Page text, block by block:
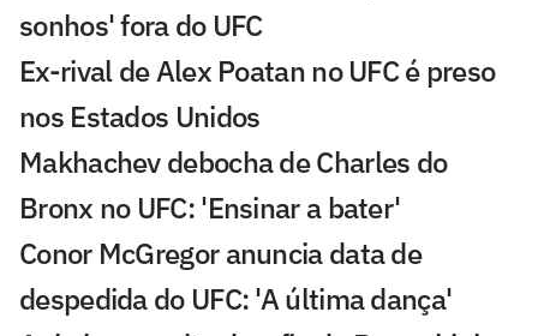
sonhos' fora do UFC
Ex-rival de Alex Poatan no UFC é preso
nos Estados Unidos
Makhachev debocha de Charles do
Bronx no UFC: 'Ensinar a bater'
Conor McGregor anuncia data de
despedida do UFC: 'A última dança'